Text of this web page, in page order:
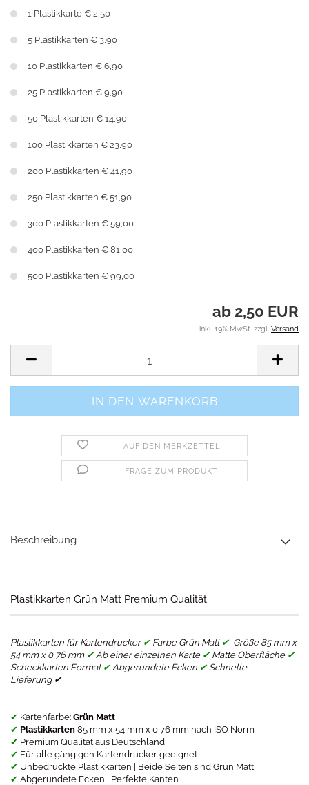
1 Plastikkarte € 2,50
5 Plastikkarten € 3,90
10 Plastikkarten € 6,90
25 Plastikkarten € 9,90
50 Plastikkarten € 14,90
100 Plastikkarten € 23,90
200 Plastikkarten € 41,90
250 Plastikkarten € 51,90
300 Plastikkarten € 59,00
400 Plastikkarten € 81,00
500 Plastikkarten € 99,00
ab 2,50 EUR
inkl. 19% MwSt. zzgl. Versand
AUF DEN MERKZETTEL
FRAGE ZUM PRODUKT
Beschreibung
Plastikkarten Grün Matt Premium Qualität.
Plastikkarten für Kartendrucker ✔ Farbe Grün Matt ✔ Größe 85 mm x
54 mm x 0,76 mm ✔ Ab einer einzelnen Karte ✔ Matte Oberfläche ✔
Scheckkarten Format ✔ Abgerundete Ecken ✔ Schnelle
Lieferung ✔
✔ Kartenfarbe: Grün Matt
✔ Plastikkarten 85 mm x 54 mm x 0,76 mm nach ISO Norm
✔ Premium Qualität aus Deutschland
✔ Für alle gängigen Kartendrucker geeignet
✔ Unbedruckte Plastikkarten | Beide Seiten sind Grün Matt
✔ Abgerundete Ecken | Perfekte Kanten